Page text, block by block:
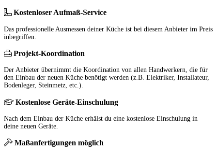
Kostenloser Aufmaß-Service
Das professionelle Ausmessen deiner Küche ist bei diesem Anbieter im Preis
inbegriffen.
Projekt-Koordination
Der Anbieter übernimmt die Koordination von allen Handwerkern, die für
den Einbau der neuen Küche benötigt werden (z.B. Elektriker, Installateur,
Bodenleger, Steinmetz, etc.).
Kostenlose Geräte-Einschulung
Nach dem Einbau der Küche erhälst du eine kostenlose Einschulung in
deine neuen Geräte.
Maßanfertigungen möglich